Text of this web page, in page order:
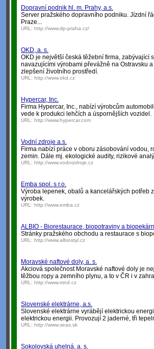
Dopravní podnik hl. m. Prahy, a.s.
Server pražského dopravního podniku. Jízdní
Praze...
URL: http://www.dp-praha.cz/
OKD, a. s.
OKD je největší česká těžební firma, zabývající
navazujícími výrobami převážně na Ostravsku
zlepšení životního prostředí.
URL: http://www.okd.cz
Hypercar, Inc.
Firma Hypercar, Inc., nabízí výrobcům
vede k produkci lehčích a úspornějších vozidel.
URL: http://www.hypercar.com
Vodní zdroje a.s.
Firma nabízí práce v oboru zásobování vodou,
zemin. Dále mj. ekologické audity, rizikové
URL: http://www.vodnizdroje.cz
Emba spol. s r.o.
Výroba lepenek, obalů a kancelářských potřeb
výrobek.
URL: http://www.emba.cz
ALBIO - Biorestaurace, biopotraviny a
Stránky pražského obchodu a restaurace s
URL: http://www.albiostyl.cz
Moravské naftové doly, a. s.
Akciová společnost Moravské naftové doly je
těžbou ropy a zemního plynu, a to v ČR i v
URL: http://www.mnd.cz
Slovenské elektrárne, a.s.
Slovenské elektrárne vyrábějí elektrickou
elektrickou energii. Provozují 2 jaderné, tři
URL: http://www.seas.sk
Sokolovská uhelná, a. s.